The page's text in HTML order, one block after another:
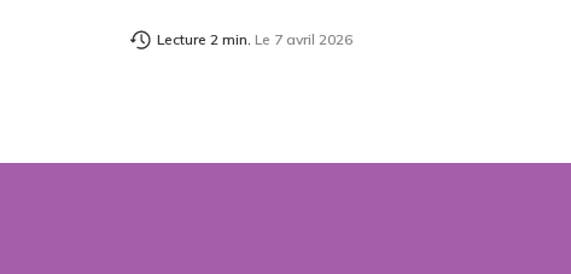
Lecture 2 min. Le 7 avril 2026